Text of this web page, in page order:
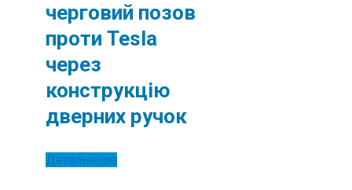
черговий позов
проти Tesla
через
конструкцію
дверних ручок
Детальніше